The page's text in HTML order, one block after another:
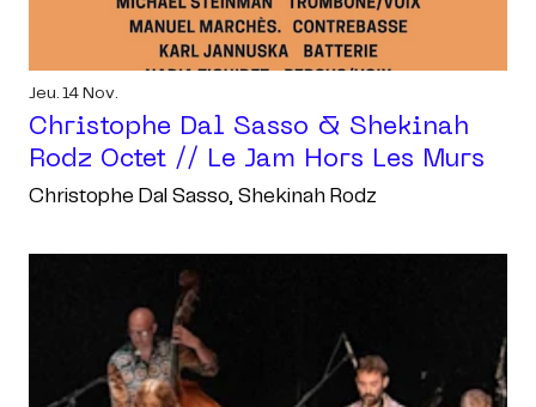
Jeu. 14 Nov.
Christophe Dal Sasso & Shekinah
Rodz Octet // Le Jam Hors Les Murs
Christophe Dal Sasso, Shekinah Rodz